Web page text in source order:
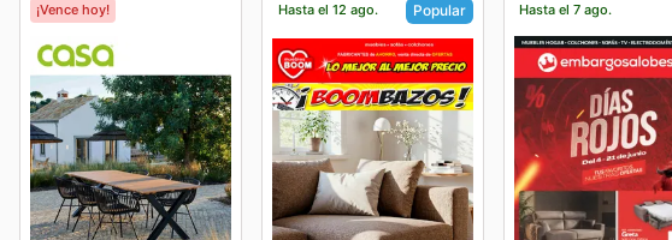
¡Vence hoy! Hasta el 12 ago. Popular Hasta el 7 ago.